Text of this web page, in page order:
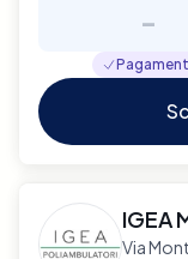
-
IGEA
Via